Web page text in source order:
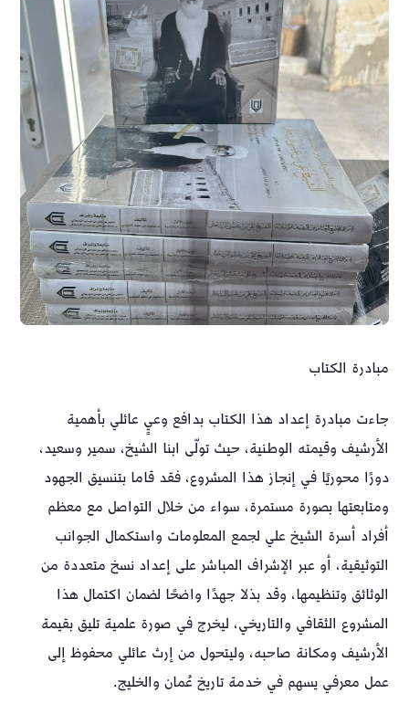
مبادرة الكتاب
جاءت مبادرة إعداد هذا الكتاب بدافع وعيٍ عائلي بأهمية
الأرشيف وقيمته الوطنية، حيث تولّى ابنا الشيخ، سمير وسعيد،
دورًا محوريًا في إنجاز هذا المشروع، فقد قاما بتنسيق الجهود
ومتابعتها بصورة مستمرة، سواء من خلال التواصل مع معظم
أفراد أسرة الشيخ علي لجمع المعلومات واستكمال الجوانب
التوثيقية، أو عبر الإشراف المباشر على إعداد نسخ متعددة من
الوثائق وتنظيمها، وقد بذلا جهدًا واضحًا لضمان اكتمال هذا
المشروع الثقافي والتاريخي، ليخرج في صورة علمية تليق بقيمة
الأرشيف ومكانة صاحبه، وليتحول من إرث عائلي محفوظ إلى
عمل معرفي يسهم في خدمة تاريخ عُمان والخليج.